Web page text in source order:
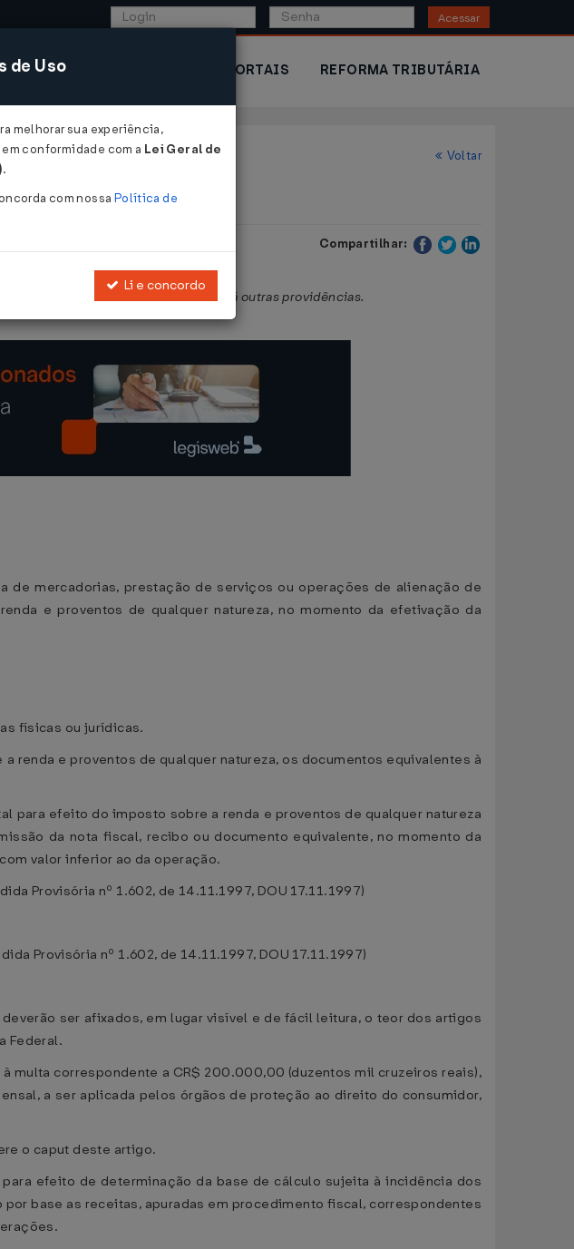
Acessar
COMÉRCIO EXTERIOR PORTAIS REFORMA TRIBUTÁRIA
Voltar
Compartilhar:
mínima para efeitos tributários, e dá outras providências.
de mercadorias, prestação de serviços ou operações de alienação de
e proventos de qualquer natureza, no momento da efetivação da
físicas ou jurídicas.
renda e proventos de qualquer natureza, os documentos equivalentes à
para efeito do imposto sobre a renda e proventos de qualquer natureza
da nota fiscal, recibo ou documento equivalente, no momento da
valor inferior ao da operação.
Provisória nº 1.602, de 14.11.1997, DOU 17.11.1997)
Provisória nº 1.602, de 14.11.1997, DOU 17.11.1997)
ser afixados, em lugar visível e de fácil leitura, o teor dos artigos
Federal.
multa correspondente a CR$ 200.000,00 (duzentos mil cruzeiros reais),
a ser aplicada pelos órgãos de proteção ao direito do consumidor,
o caput deste artigo.
efeito de determinação da base de cálculo sujeita à incidência dos
base as receitas, apuradas em procedimento fiscal, correspondentes
de Uso
melhorar sua experiência,
conformidade com a Lei Geral de
.
com nossa Política de
Li e concordo